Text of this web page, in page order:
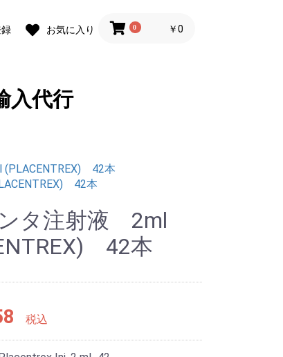
お気に入り 0 ￥0
入代行
42本
42本
タ注射液 2ml
42本
税込